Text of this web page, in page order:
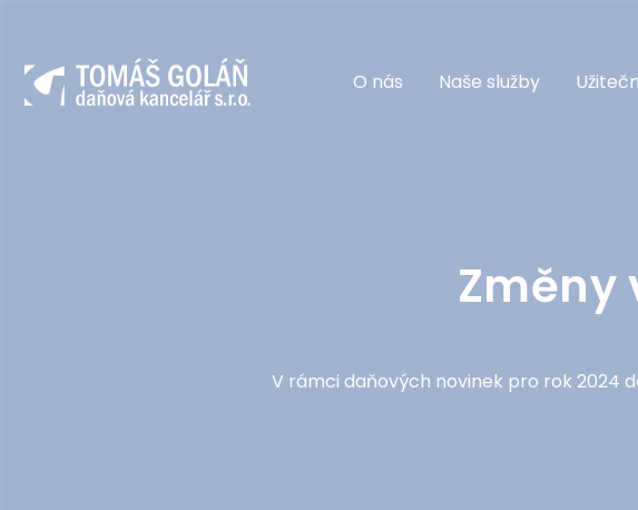
O nás Naše služby
Změny
V rámci daňových novinek pro rok 2024